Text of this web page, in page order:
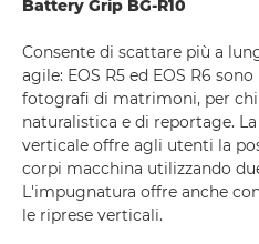
Battery Grip BG-R10
Consente di scattare più a
agile: EOS R5 ed EOS R6
fotografi di matrimoni, per
naturalistica e di reportage.
verticale offre agli utenti la
corpi macchina utilizzando
L'impugnatura offre anche
le riprese verticali.